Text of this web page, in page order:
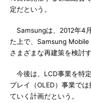
定だという。
Samsungは、2012年4
た上で、Samsung Mobile
さまざまな再建策を検討
今後は、LCD事業を特
プレイ（OLED）事業で
ていく計画だという。